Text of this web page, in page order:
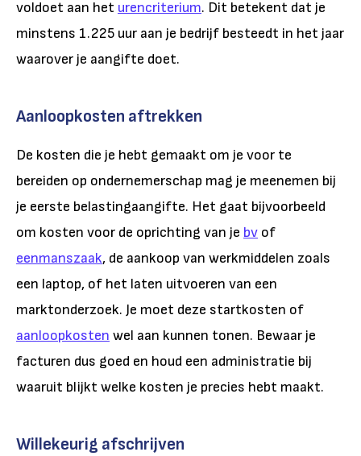
voldoet aan het urencriterium. Dit betekent dat je
minstens 1.225 uur aan je bedrijf besteedt in het jaar
waarover je aangifte doet.
Aanloopkosten aftrekken
De kosten die je hebt gemaakt om je voor te
bereiden op ondernemerschap mag je meenemen bij
je eerste belastingaangifte. Het gaat bijvoorbeeld
om kosten voor de oprichting van je bv of
eenmanszaak, de aankoop van werkmiddelen zoals
een laptop, of het laten uitvoeren van een
marktonderzoek. Je moet deze startkosten of
aanloopkosten wel aan kunnen tonen. Bewaar je
facturen dus goed en houd een administratie bij
waaruit blijkt welke kosten je precies hebt maakt.
Willekeurig afschrijven